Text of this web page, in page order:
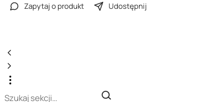
Zapytaj o produkt Udostępnij